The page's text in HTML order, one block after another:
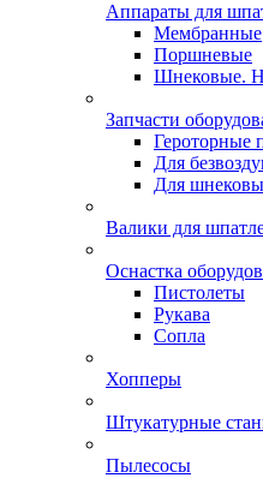
Аппараты для
Мембранные
Поршневые
Шнековые.
Запчасти
Героторные
Для
Для
Валики для
Оснастка
Пистолеты
Рукава
Сопла
Хопперы
Штукатурные
Пылесосы